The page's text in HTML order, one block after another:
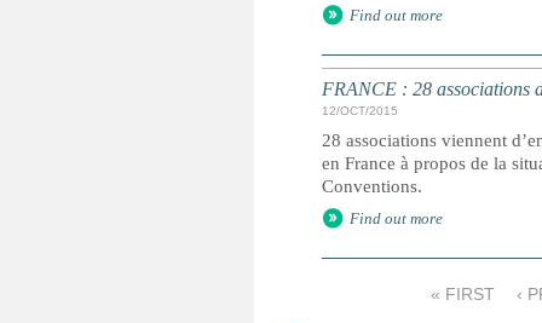
Find out more
FRANCE : 28 associations
12/OCT/2015
28 associations viennent
en France à propos de la
Conventions.
Find out more
« FIRST ‹